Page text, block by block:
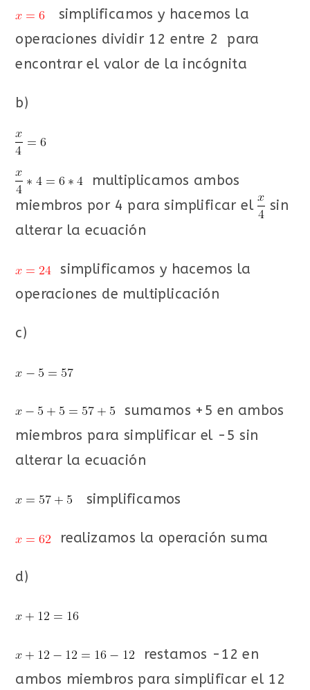
simplificamos y hacemos la
operaciones dividir 12 entre 2 para
encontrar el valor de la incógnita
b)
multiplicamos ambos
miembros por 4 para simplificar el
sin
alterar la ecuación
simplificamos y hacemos la
operaciones de multiplicación
c)
sumamos +5 en ambos
miembros para simplificar el -5 sin
alterar la ecuación
simplificamos
realizamos la operación suma
d)
restamos -12 en
ambos miembros para simplificar el 12